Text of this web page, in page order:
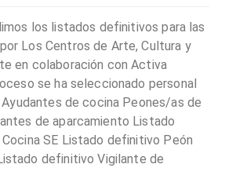
los listados definitivos para las
Los Centros de Arte, Cultura y
en colaboración con Activa
se ha seleccionado personal
de cocina Peones/as de
de aparcamiento Listado
SE Listado definitivo Peón
definitivo Vigilante de